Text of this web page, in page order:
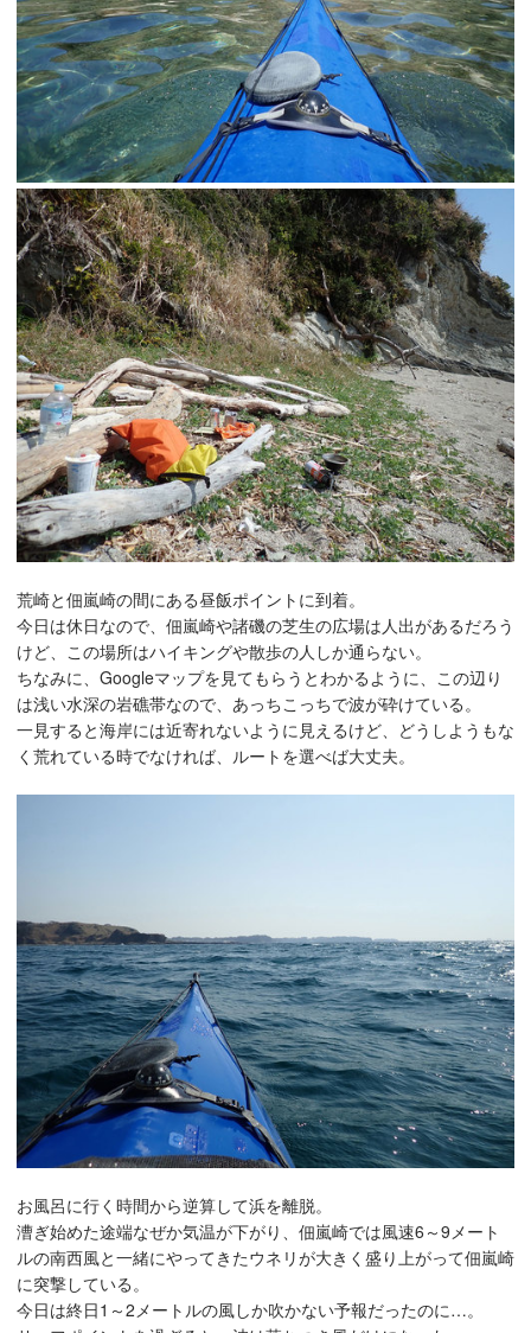
荒崎と佃嵐崎の間にある昼飯ポイントに到着。
今日は休日なので、佃嵐崎や諸磯の芝生の広場は人出があるだろう
けど、この場所はハイキングや散歩の人しか通らない。
ちなみに、Googleマップを見てもらうとわかるように、この辺り
は浅い水深の岩礁帯なので、あっちこっちで波が砕けている。
一見すると海岸には近寄れないように見えるけど、どうしようもな
く荒れている時でなければ、ルートを選べば大丈夫。
お風呂に行く時間から逆算して浜を離脱。
漕ぎ始めた途端なぜか気温が下がり、佃嵐崎では風速6～9メート
ルの南西風と一緒にやってきたウネリが大きく盛り上がって佃嵐崎
に突撃している。
今日は終日1～2メートルの風しか吹かない予報だったのに…。